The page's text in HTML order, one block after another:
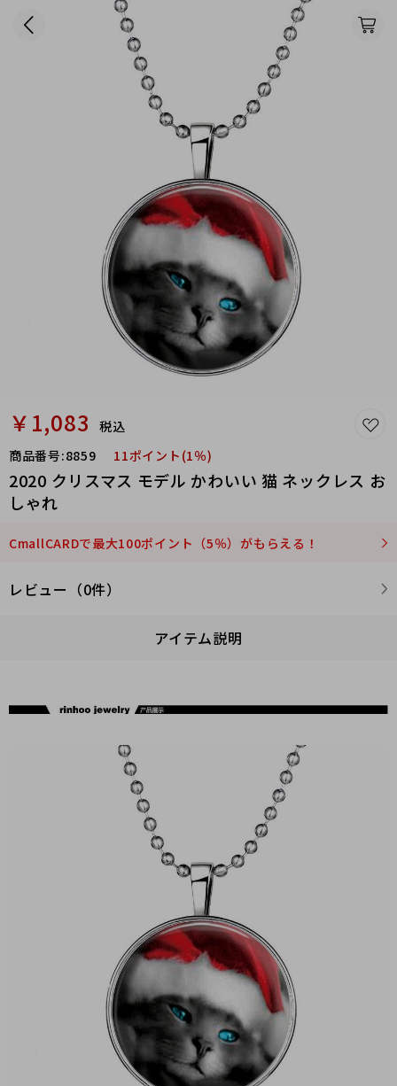
￥1,083
税込
商品番号:8859 11ポイント(1％)
2020 クリスマス モデル かわいい 猫 ネックレス お
しゃれ
CmallCARDで最大100ポイント（5％）がもらえる！
レビュー（0件）
アイテム説明